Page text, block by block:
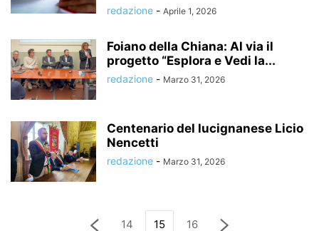
redazione - Aprile 1, 2026
Foiano della Chiana: Al via il
progetto “Esplora e Vedi la...
redazione - Marzo 31, 2026
Centenario del lucignanese Licio
Nencetti
redazione - Marzo 31, 2026
14 15 16